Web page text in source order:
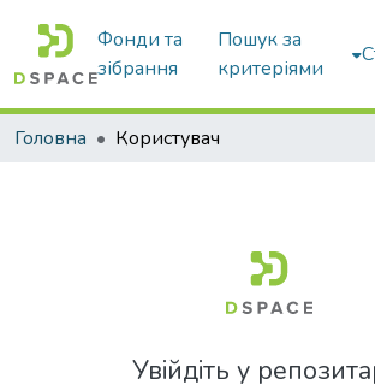
Фонди та
зібрання
Пошук за
критеріями
Головна Користувач
Увійдіть у